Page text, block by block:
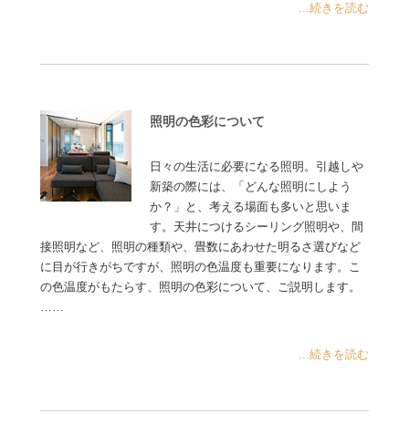
...続きを読む
照明の色彩について
日々の生活に必要になる照明。引越しや
新築の際には、「どんな照明にしよう
か？」と、考える場面も多いと思いま
す。天井につけるシーリング照明や、間
接照明など、照明の種類や、畳数にあわせた明るさ選びなど
に目が行きがちですが、照明の色温度も重要になります。こ
の色温度がもたらす、照明の色彩について、ご説明します。
...続きを読む